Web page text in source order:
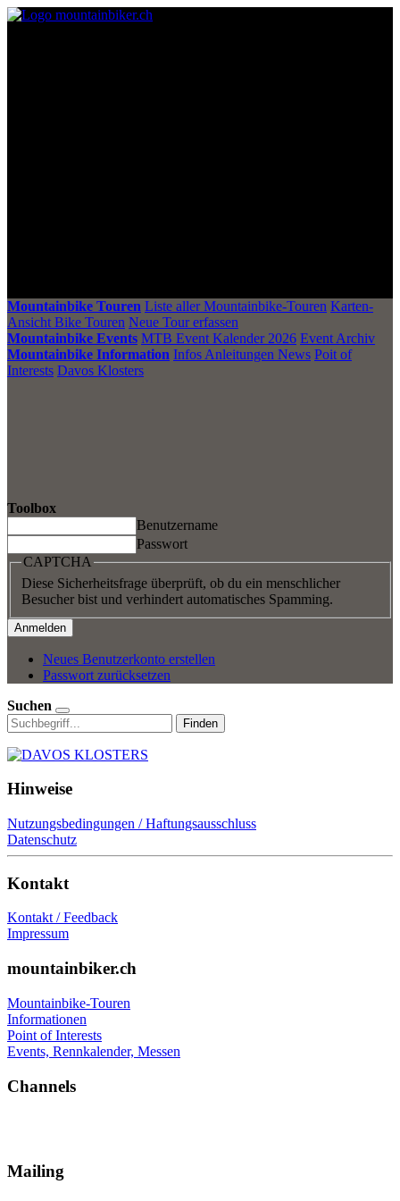
Mountainbike Touren Liste aller Mountainbike-Touren Karten-
Ansicht Bike Touren Neue Tour erfassen
Mountainbike Events MTB Event Kalender 2026 Event Archiv
Mountainbike Information Infos Anleitungen News Poit of
Interests Davos Klosters
Toolbox
Benutzername
Passwort
CAPTCHA
Diese Sicherheitsfrage überprüft, ob du ein menschlicher
Besucher bist und verhindert automatisches Spamming.
Neues Benutzerkonto erstellen
Passwort zurücksetzen
Suchen
Finden
Hinweise
Nutzungsbedingungen / Haftungsausschluss
Datenschutz
Kontakt
Kontakt / Feedback
Impressum
mountainbiker.ch
Mountainbike-Touren
Informationen
Point of Interests
Events, Rennkalender, Messen
Channels
Mailing